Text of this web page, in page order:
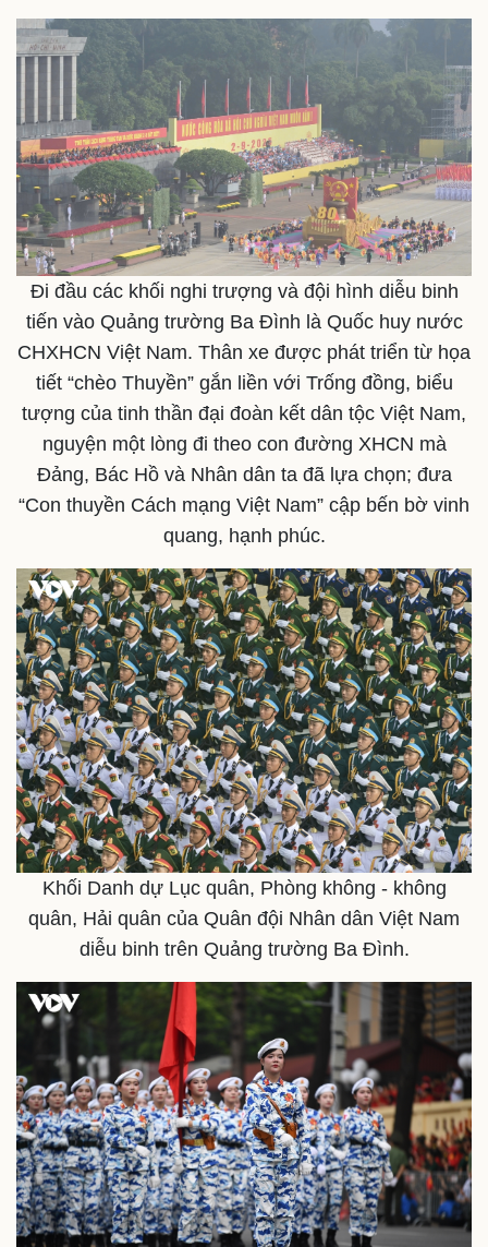
Kinh tế
Bất động sản
Khởi nghiệp
Thị trường
Giá vàng
Tiêu dùng
Tỷ giá
Chứng khoán
Giá cà phê
Đi đầu các khối nghi trượng và đội hình diễu binh
tiến vào Quảng trường Ba Đình là Quốc huy nước
CHXHCN Việt Nam. Thân xe được phát triển từ họa
tiết “chèo Thuyền” gắn liền với Trống đồng, biểu
tượng của tinh thần đại đoàn kết dân tộc Việt Nam,
nguyện một lòng đi theo con đường XHCN mà
Đảng, Bác Hồ và Nhân dân ta đã lựa chọn; đưa
“Con thuyền Cách mạng Việt Nam” cập bến bờ vinh
quang, hạnh phúc.
Khối Danh dự Lục quân, Phòng không - không
quân, Hải quân của Quân đội Nhân dân Việt Nam
diễu binh trên Quảng trường Ba Đình.